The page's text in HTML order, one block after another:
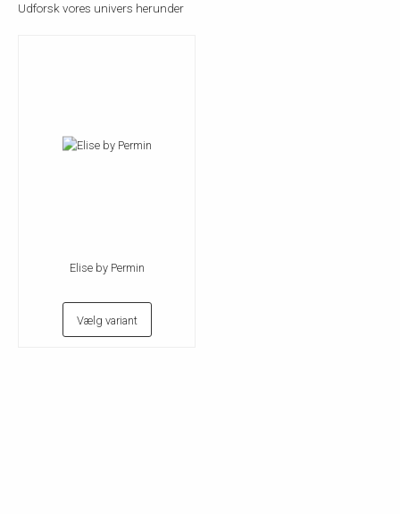
Udforsk vores univers herunder
Elise by Permin
Vælg variant